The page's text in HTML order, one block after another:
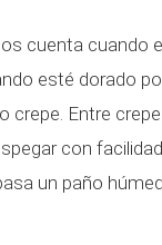
cuenta cuando
esté dorado
crepe. Entre
con
un paño